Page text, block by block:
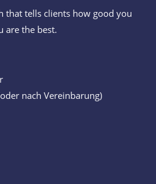
that tells clients how good you
are the best.
nach Vereinbarung)